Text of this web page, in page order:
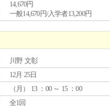
14,670円
一般14,670円/入学者13,200円
川野 文彰
12月 25日
（ 月 ） 13 ：00 ～ 15 ：00
全1回